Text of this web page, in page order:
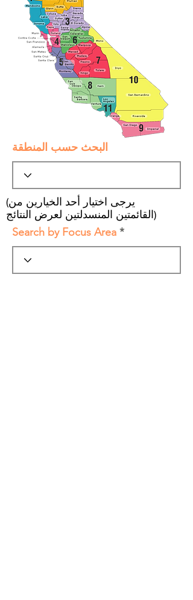
البحث حسب المنطقة
(يرجى اختيار أحد الخيارين من
القائمتين المنسدلتين لعرض النتائج)
Search by Focus Area